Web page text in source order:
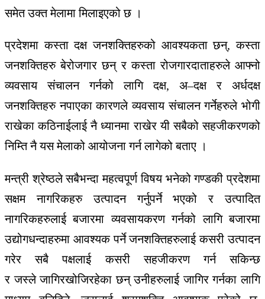
समेतउक्तमेलामा मिलाइएको छ ।
प्रदेशमा कस्ता दक्ष जनशक्तिहरुको आवश्यकता छन्,कस्ता
जनशक्तिहरु बेरोजगार छन्रकस्ता रोजगारदाताहरुले आफ्नो
व्यवसाय
संचालन गर्नको लागि दक्ष, अ–दक्ष र
अर्धदक्ष
जनशक्तिहरु नपाएका कारणले व्यवसाय संचालन गर्नेहरुले भोगी
राखेका कठिनाईलाई नै ध्यानमा राखेर यी सबैको सहजीकरणको
निम्ति नै यस मेलाको आयोजना गर्न लागेको बताए ।
मन्त्री श्रेष्ठले सबैभन्दा महत्वपूर्ण विषय भनेको गण्डकी प्रदेशमा
सक्षम
नागरिकहरु उत्पादन गर्नुपर्ने भएको रउत्पादित
नागरिकहरुलाई बजारमा व्यवसायकरण गर्नको लागि बजारमा
उद्योगधन्दाहरुमा आवश्यक पर्नेजनशक्तिहरुलाई कसरी उत्पादन
गरेर
सबै पक्षलाई कसरी सहजीकरण गर्न
सकिन्छ
र जस्लेजागिरखोजिरहेका छन् उनीहरुलाई जागिर गर्नका लागि